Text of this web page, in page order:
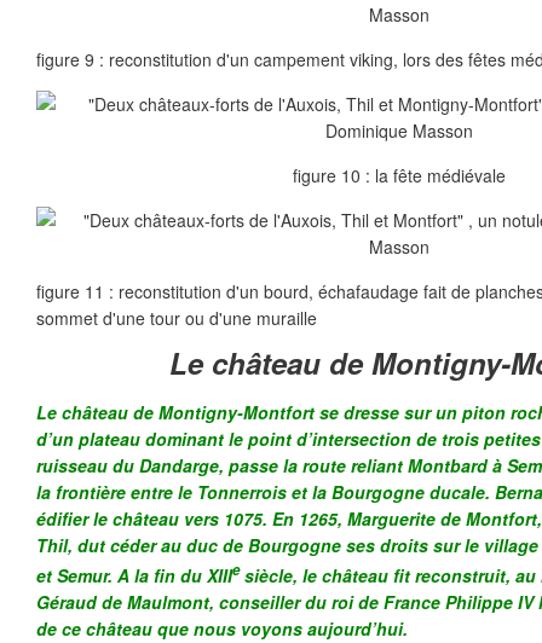
figure 9 : reconstitution d'un campement viking, lors des fêtes
figure 10 : la fête médiévale
figure 11 : reconstitution d'un bourd, échafaudage fait de
sommet d'une tour ou d'une muraille
Le château de Montigny-
Le château de Montigny-Montfort se dresse sur un piton
d’un plateau dominant le point d’intersection de trois
ruisseau du Dandarge, passe la route reliant Montbard à
la frontière entre le Tonnerrois et la Bourgogne ducale.
édifier le château vers 1075. En 1265, Marguerite de
Thil, dut céder au duc de Bourgogne ses droits sur le
et Semur. A la fin du XIIIesiècle, le château fit reconstruit, au
Géraud de Maulmont, conseiller du roi de France Philippe
de ce château que nous voyons